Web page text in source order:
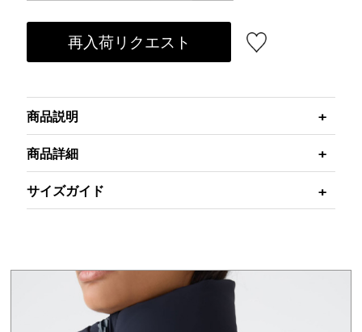
再入荷リクエスト
商品説明
商品詳細
サイズガイド